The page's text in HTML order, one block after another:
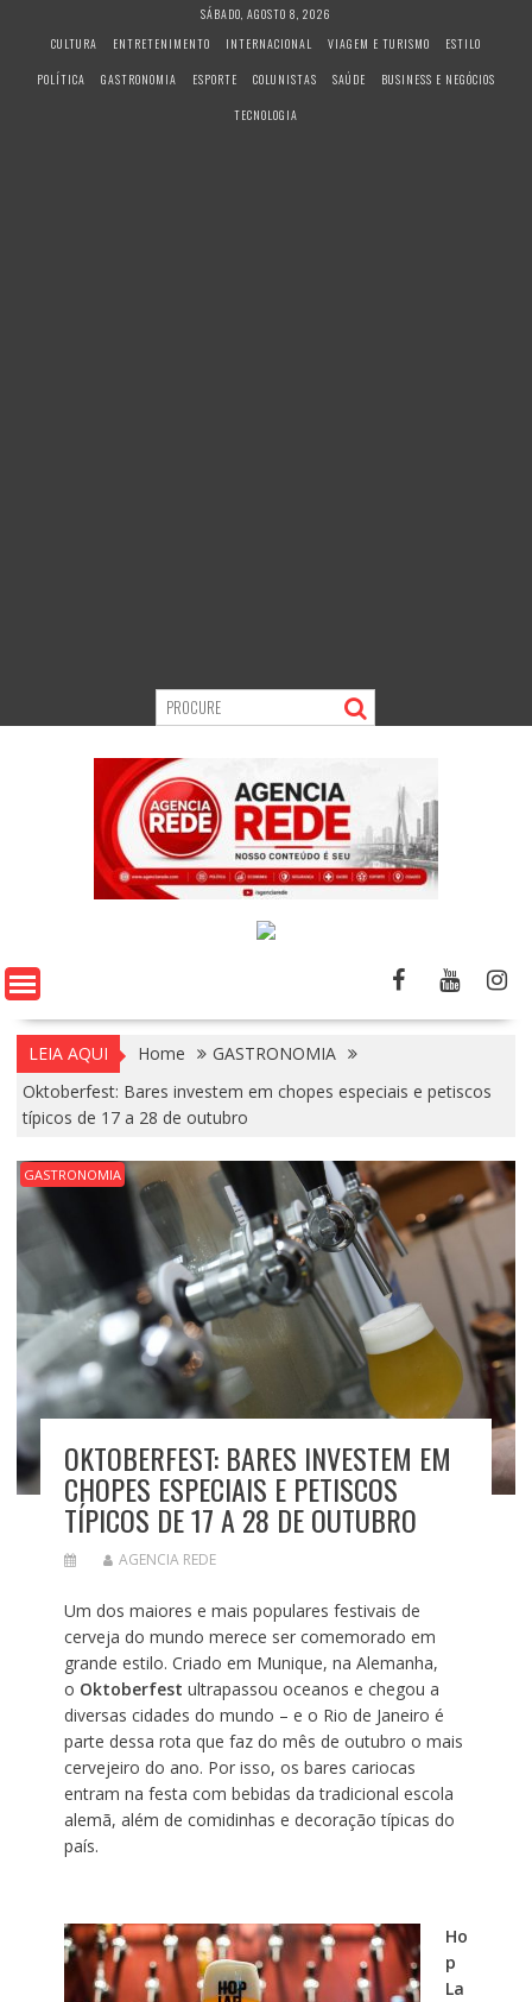
SÁBADO, AGOSTO 8, 2026
CULTURA
ENTRETENIMENTO INTERNACIONAL VIAGEM E TURISMO
ESTILO
POLÍTICA
GASTRONOMIA ESPORTE COLUNISTAS SAÚDE
BUSINESS E NEGÓCIOS
TECNOLOGIA
LEIA AQUI Home
GASTRONOMIA
Oktoberfest: Bares investem em chopes especiais e petiscos
típicos de 17 a 28 de outubro
GASTRONOMIA
OKTOBERFEST: BARES INVESTEM EM
CHOPES ESPECIAIS E PETISCOS
TÍPICOS DE 17 A 28 DE OUTUBRO
AGENCIA REDE
Um dos maiores e mais populares festivais de
cerveja do mundo merece ser comemorado em
grande estilo. Criado em Munique, na Alemanha,
o Oktoberfest ultrapassou oceanos e chegou a
diversas cidades do mundo – e o Rio de Janeiro é
parte dessa rota que faz do mês de outubro o mais
cervejeiro do ano. Por isso, os bares cariocas
entram na festa com bebidas da tradicional escola
alemã, além de comidinhas e decoração típicas do
país.
Ho
p
La